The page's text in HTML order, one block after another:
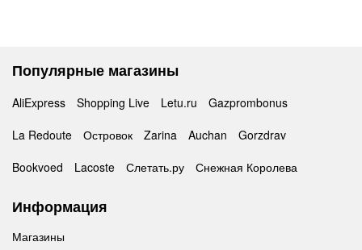
Популярные магазины
AliExpress Shopping Live Letu.ru
Gazprombonus
La Redoute
Островок Zarina Auchan
Gorzdrav
Bookvoed
Lacoste Слетать.ру Снежная Королева
Информация
Магазины